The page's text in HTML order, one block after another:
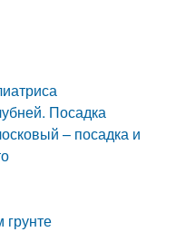
Посадка
– посадка и